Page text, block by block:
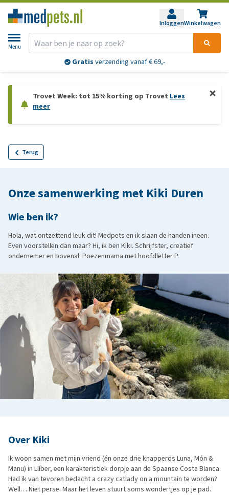
InloggenWinkelwagen
Menu
Gratis verzending vanaf € 69,-
Trovet Week: tot 15% korting op Trovet Lees
meer
Terug
Onze samenwerking met Kiki Duren
Wie ben ik?
Hola, wat ontzettend leuk dit! Medpets en ik slaan de handen ineen.
Even voorstellen dan maar? Hi, ik ben Kiki. Schrijfster, creatief
ondernemer en bovenal: Poezenmama met hoofdletter P.
Over Kiki
Ik woon samen met mijn vriend (én onze drie knapperds Luna, Món &
Manu) in Llíber, een karakteristiek dorpje aan de Spaanse Costa Blanca.
Had ik van tevoren bedacht a crazy catlady on a mountain te worden?
Well… Niet perse. Maar het leven stuurt soms wondertjes op je pad.